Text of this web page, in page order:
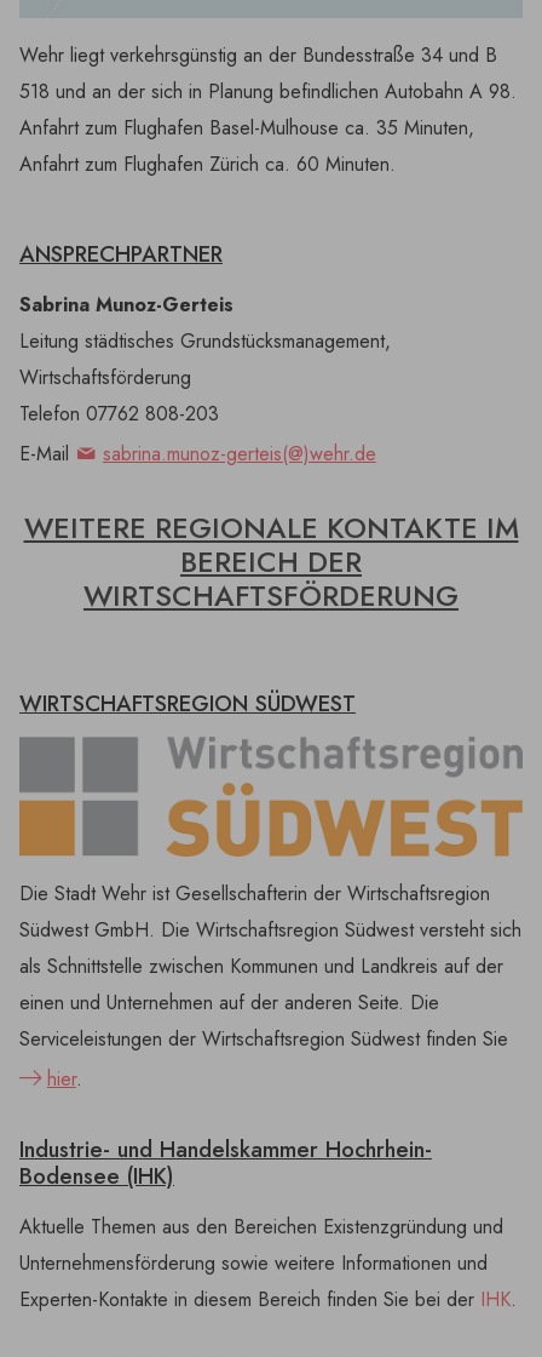
Wehr liegt verkehrsgünstig an der Bundesstraße 34 und B
518 und an der sich in Planung befindlichen Autobahn A 98.
Anfahrt zum Flughafen Basel-Mulhouse ca. 35 Minuten,
Anfahrt zum Flughafen Zürich ca. 60 Minuten.
ANSPRECHPARTNER
Sabrina Munoz-Gerteis
Leitung städtisches Grundstücksmanagement,
Wirtschaftsförderung
Telefon 07762 808-203
E-Mail
sabrina.munoz-gerteis(@)wehr.de
WEITERE REGIONALE KONTAKTE IM
BEREICH DER
WIRTSCHAFTSFÖRDERUNG
WIRTSCHAFTSREGION SÜDWEST
Die Stadt Wehr ist Gesellschafterin der Wirtschaftsregion
Südwest GmbH. Die Wirtschaftsregion Südwest versteht sich
als Schnittstelle zwischen Kommunen und Landkreis auf der
einen und Unternehmen auf der anderen Seite. Die
Serviceleistungen der Wirtschaftsregion Südwest finden Sie
hier.
Industrie- und Handelskammer Hochrhein-
Bodensee (IHK)
Aktuelle Themen aus den Bereichen Existenzgründung und
Unternehmensförderung sowie weitere Informationen und
Experten-Kontakte in diesem Bereich finden Sie bei der IHK.